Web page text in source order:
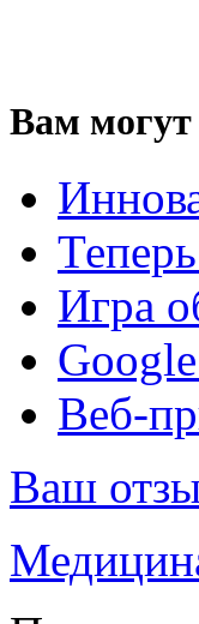
Вам могут
Игра
Веб-
Ваш